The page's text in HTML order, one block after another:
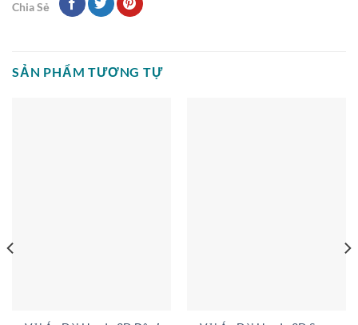
Chia Sẻ
SẢN PHẨM TƯƠNG TỰ